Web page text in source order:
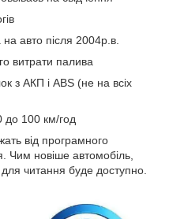
авто після 2004р.в.
витрати палива
з АКП і ABS (не на всіх
до 100 км/год
від програмного
Чим новіше автомобіль,
читання буде доступно.